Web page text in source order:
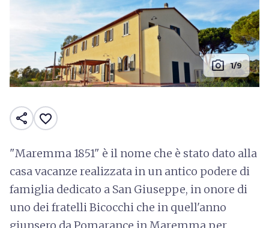
photo_camera 1/9
share favorite_border
"Maremma 1851" è il nome che è stato dato alla
casa vacanze realizzata in un antico podere di
famiglia dedicato a San Giuseppe, in onore di
uno dei fratelli Bicocchi che in quell'anno